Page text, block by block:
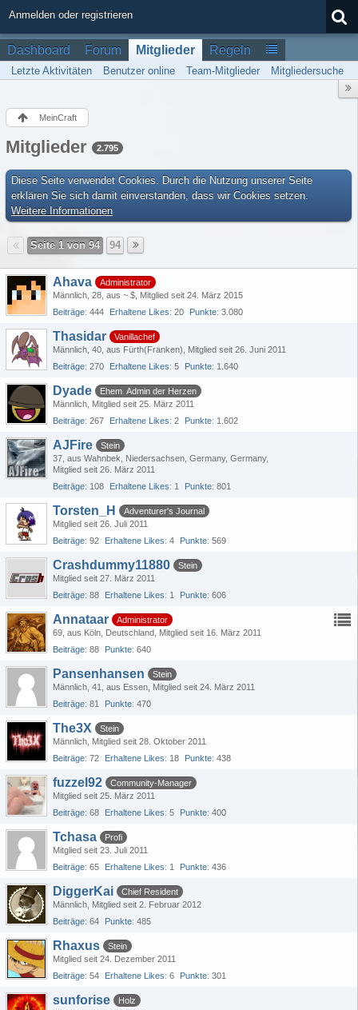
Anmelden oder registrieren
Dashboard Forum Mitglieder Regeln
Letzte Aktivitäten Benutzer online Team-Mitglieder Mitgliedersuche
MeinCraft
Mitglieder 2.795
Diese Seite verwendet Cookies. Durch die Nutzung unserer Seite
erklären Sie sich damit einverstanden, dass wir Cookies setzen.
Weitere Informationen
Seite 1 von 94 94
Ahava
Administrator
Männlich 28 aus ~ $ Mitglied seit 24. März 2015
Beiträge 444 Erhaltene Likes 20 Punkte 3.080
Thasidar
Vanillachef
Männlich 40 aus Fürth(Franken)
Mitglied seit 26. Juni 2011
Beiträge 270 Erhaltene Likes 5 Punkte 1.640
Dyade
Ehem. Admin der Herzen
Männlich Mitglied seit 25. März 2011
Beiträge 267 Erhaltene Likes 2 Punkte 1.602
AJFire
Stein
37 aus Wahnbek, Niedersachsen, Germany, Germany
Mitglied seit 26. März 2011
Beiträge 108 Erhaltene Likes 1 Punkte 801
Torsten_H
Adventurer's Journal
Mitglied seit 26. Juli 2011
Beiträge 92 Erhaltene Likes 4 Punkte 569
Crashdummy11880
Stein
Mitglied seit 27. März 2011
Beiträge 88 Erhaltene Likes 1 Punkte 606
Annataar
Administrator
69 aus Köln, Deutschland Mitglied seit 16. März 2011
Beiträge 88 Punkte 640
Pansenhansen
Stein
Männlich 41 aus Essen Mitglied seit 24. März 2011
Beiträge 81 Punkte 470
The3X
Stein
Männlich Mitglied seit 28. Oktober 2011
Beiträge 72 Erhaltene Likes 18 Punkte 438
fuzzel92
Community-Manager
Mitglied seit 25. März 2011
Beiträge 68 Erhaltene Likes 5 Punkte 400
Tchasa
Profi
Mitglied seit 23. Juli 2011
Beiträge 65 Erhaltene Likes 1 Punkte 436
DiggerKai
Chief Resident
Männlich Mitglied seit 2. Februar 2012
Beiträge 64 Punkte 485
Rhaxus
Stein
Mitglied seit 24. Dezember 2011
Beiträge 54 Erhaltene Likes 6 Punkte 301
sunforise
Holz